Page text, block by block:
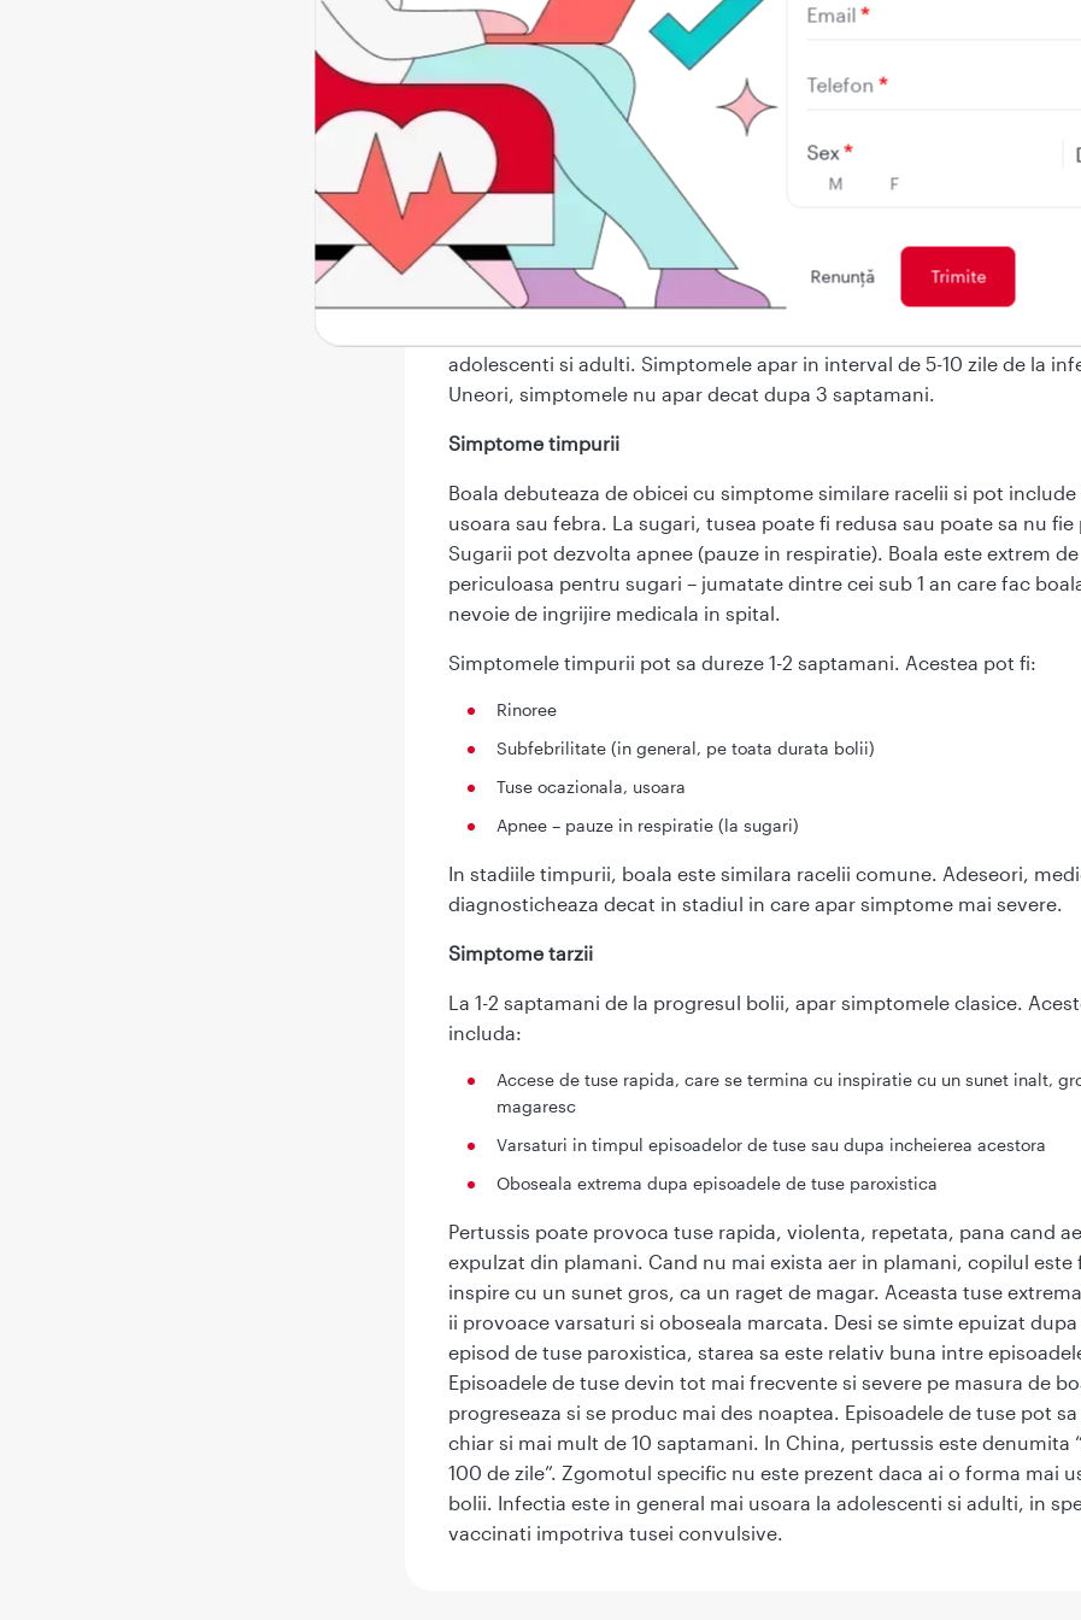
100% eficienta. Cand bacteria circula in comunitate, exista
persoana vaccinata, indiferent de varsta pe care o are, sa faca boala.
persoanele vaccinate se imbolnavesc, infectia nu este atat de severa
cazul in care nu ar fi vaccinate.
Simptome
adolescenti si adulti. Simptomele apar in interval de 5-10 zile de la
Uneori, simptomele nu apar decat dupa 3 saptamani.
Simptome timpurii
Boala debuteaza de obicei cu simptome similare racelii si pot include
usoara sau febra. La sugari, tusea poate fi redusa sau poate sa nu fie
Sugarii pot dezvolta apnee (pauze in respiratie). Boala este extrem de
periculoasa pentru sugari – jumatate dintre cei sub 1 an care fac
nevoie de ingrijire medicala in spital.
Simptomele timpurii pot sa dureze 1-2 saptamani. Acestea pot fi:
Rinoree
Subfebrilitate (in general, pe toata durata bolii)
Tuse ocazionala, usoara
Apnee – pauze in respiratie (la sugari)
In stadiile timpurii, boala este similara racelii comune. Adeseori,
diagnosticheaza decat in stadiul in care apar simptome mai severe.
Simptome tarzii
La 1-2 saptamani de la progresul bolii, apar simptomele clasice.
includa:
Accese de tuse rapida, care se termina cu inspiratie cu un sunet inalt,
magaresc
Varsaturi in timpul episoadelor de tuse sau dupa incheierea acestora
Oboseala extrema dupa episoadele de tuse paroxistica
Pertussis poate provoca tuse rapida, violenta, repetata, pana cand
expulzat din plamani. Cand nu mai exista aer in plamani, copilul este
inspire cu un sunet gros, ca un raget de magar. Aceasta tuse
ii provoace varsaturi si oboseala marcata. Desi se simte epuizat dupa
episod de tuse paroxistica, starea sa este relativ buna intre
Episoadele de tuse devin tot mai frecvente si severe pe masura de
progreseaza si se produc mai des noaptea. Episoadele de tuse pot
chiar si mai mult de 10 saptamani. In China, pertussis este denumita
100 de zile”. Zgomotul specific nu este prezent daca ai o forma mai
bolii. Infectia este in general mai usoara la adolescenti si adulti, in
vaccinati impotriva tusei convulsive.
Email
Telefon
Sex
M F
Renunţă